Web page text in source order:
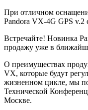
При отличном
Pandora VX-4G GPS v.2
Встречайте! Новинка
продажу уже в
О преимуществах
VX, которые будут
жизненном цикле, мы
Технической
Москве.